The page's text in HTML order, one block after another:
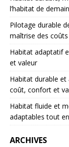
l’habitat de demain
Pilotage durable
maîtrise des
Habitat adaptatif
et valeur
Habitat durable
coût, confort et
Habitat fluide et
adaptables tout
ARCHIVES